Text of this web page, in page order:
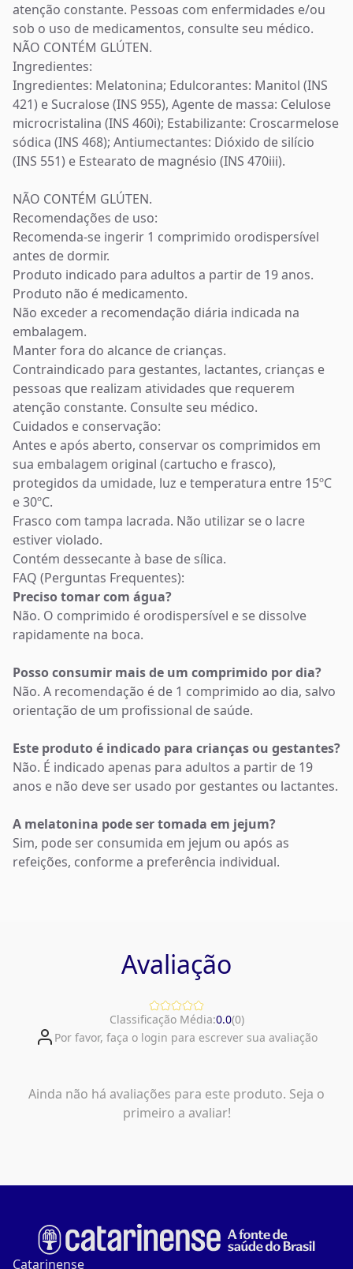
atenção constante. Pessoas com enfermidades e/ou
sob o uso de medicamentos, consulte seu médico.
NÃO CONTÉM GLÚTEN.
Ingredientes:
Ingredientes: Melatonina; Edulcorantes: Manitol (INS
421) e Sucralose (INS 955), Agente de massa: Celulose
microcristalina (INS 460i); Estabilizante: Croscarmelose
sódica (INS 468); Antiumectantes: Dióxido de silício
(INS 551) e Estearato de magnésio (INS 470iii).
NÃO CONTÉM GLÚTEN.
Recomendações de uso:
Recomenda-se ingerir 1 comprimido orodispersível
antes de dormir.
Produto indicado para adultos a partir de 19 anos.
Produto não é medicamento.
Não exceder a recomendação diária indicada na
embalagem.
Manter fora do alcance de crianças.
Contraindicado para gestantes, lactantes, crianças e
pessoas que realizam atividades que requerem
atenção constante. Consulte seu médico.
Cuidados e conservação:
Antes e após aberto, conservar os comprimidos em
sua embalagem original (cartucho e frasco),
protegidos da umidade, luz e temperatura entre 15ºC
e 30ºC.
Frasco com tampa lacrada. Não utilizar se o lacre
estiver violado.
Contém dessecante à base de sílica.
FAQ (Perguntas Frequentes):
Preciso tomar com água?
Não. O comprimido é orodispersível e se dissolve
rapidamente na boca.
Posso consumir mais de um comprimido por dia?
Não. A recomendação é de 1 comprimido ao dia, salvo
orientação de um profissional de saúde.
Este produto é indicado para crianças ou gestantes?
Não. É indicado apenas para adultos a partir de 19
anos e não deve ser usado por gestantes ou lactantes.
A melatonina pode ser tomada em jejum?
Sim, pode ser consumida em jejum ou após as
refeições, conforme a preferência individual.
Avaliação
Classificação Média:0.0(0)
Por favor, faça o login para escrever sua avaliação
Ainda não há avaliações para este produto. Seja o
primeiro a avaliar!
Catarinense